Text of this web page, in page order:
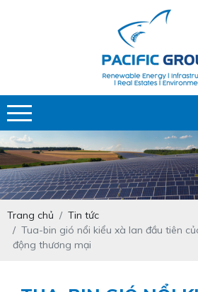
Trang chủ
Tin tức
Tua-bin gió nổi kiểu xà lan đầu tiên
động thương mại